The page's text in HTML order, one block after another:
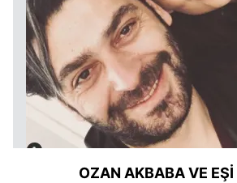
OZAN AKBABA VE EŞİ